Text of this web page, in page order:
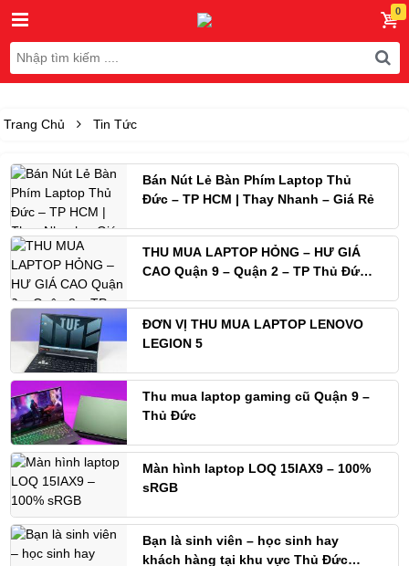
Trang Chủ Tin Tức
Bán Nút Lẻ Bàn Phím Laptop Thủ
Đức – TP HCM | Thay Nhanh – Giá Rẻ
THU MUA LAPTOP HỎNG – HƯ GIÁ
CAO Quận 9 – Quận 2 – TP Thủ Đức –
ĐƠN VỊ THU MUA LAPTOP LENOVO
LEGION 5
Thu mua laptop gaming cũ Quận 9 –
Thủ Đức
Màn hình laptop LOQ 15IAX9 – 100%
sRGB
Bạn là sinh viên – học sinh hay
khách hàng tại khu vực Thủ Đức